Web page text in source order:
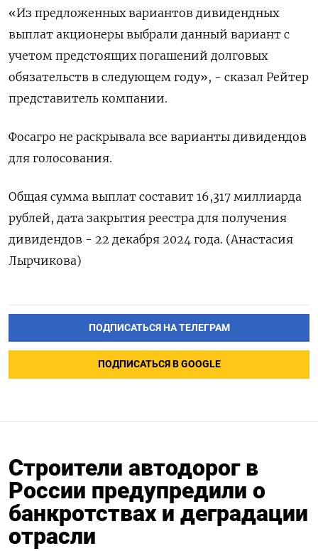
«Из предложенных вариантов дивидендных
выплат акционеры выбрали данный вариант с
учетом предстоящих погашений долговых
обязательств в следующем году», - сказал Рейтер
представитель компании.
Фосагро не раскрывала все варианты дивидендов
для голосования.
Общая сумма выплат составит 16,317 миллиарда
рублей, дата закрытия реестра для получения
дивидендов - 22 декабря 2024 года. (Анастасия
Лырчикова)
ПОДПИСАТЬСЯ НА ТЕЛЕГРАМ
ПОДПИСАТЬСЯ В GOOGLE
Строители автодорог в
России предупредили о
банкротствах и деградации
отрасли